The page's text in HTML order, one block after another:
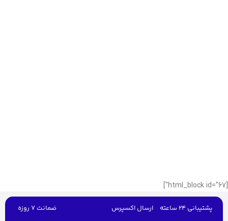
[html_block id="67"]
پشتیبانی 24 ساعته ارسال اکسپرس ضمانت 7 روزه